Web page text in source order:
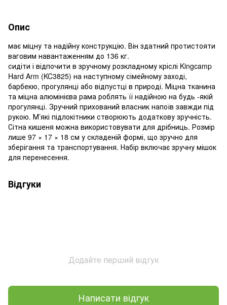
Опис
має міцну та надійну конструкцію. Він здатний протистояти
ваговим навантаженням до 136 кг.
сидіти і відпочити в зручному розкладному кріслі Kingcamp
Hard Arm (KC3825) на наступному сімейному заході,
барбекю, прогулянці або відпустці в природі. Міцна тканина
та міцна алюмінієва рама роблять її надійною на будь -якій
прогулянці. Зручний прихований власник напоїв завжди під
рукою. М’які підлокітники створюють додаткову зручність.
Сітна кишеня можна використовувати для дрібниць. Розмір
лише 97 × 17 × 18 см у складеній формі, що зручно для
зберігання та транспортування. Набір включає зручну мішок
для перенесення.
Відгуки
Додайте перший відгук
Написати відгук